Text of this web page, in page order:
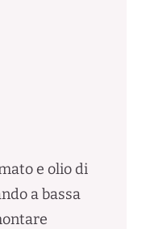
e olio di
a bassa